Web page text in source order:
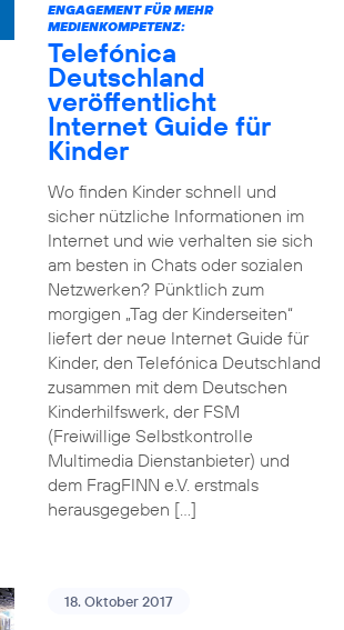
ENGAGEMENT FÜR MEHR
MEDIENKOMPETENZ:
Telefónica
Deutschland
veröffentlicht
Internet Guide für
Kinder
Wo finden Kinder schnell und
sicher nützliche Informationen im
Internet und wie verhalten sie sich
am besten in Chats oder sozialen
Netzwerken? Pünktlich zum
morgigen „Tag der Kinderseiten“
liefert der neue Internet Guide für
Kinder, den Telefónica Deutschland
zusammen mit dem Deutschen
Kinderhilfswerk, der FSM
(Freiwillige Selbstkontrolle
Multimedia Dienstanbieter) und
dem FragFINN e.V. erstmals
herausgegeben […]
18. Oktober 2017